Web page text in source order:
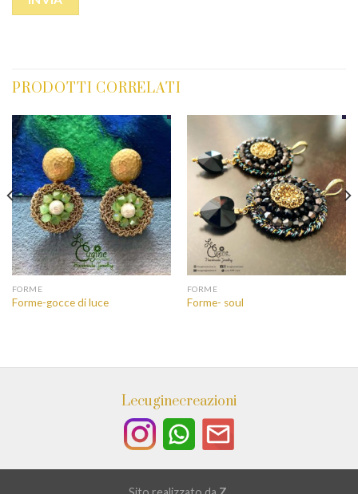
PRODOTTI CORRELATI
FORME
Forme-gocce di luce
FORME
Forme- soul
Lecuginecreazioni